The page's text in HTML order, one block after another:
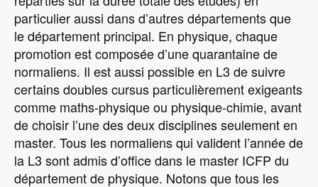
particulier aussi dans d’autres départements que
le département principal. En physique, chaque
promotion est composée d’une quarantaine de
normaliens. Il est aussi possible en L3 de suivre
certains doubles cursus particulièrement exigeants
comme maths-physique ou physique-chimie, avant
de choisir l’une des deux disciplines seulement en
master. Tous les normaliens qui valident l’année de
la L3 sont admis d’office dans le master ICFP du
département de physique. Notons que tous les